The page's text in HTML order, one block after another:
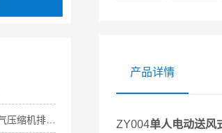
产品详情
ZY004单人电动送风
MCH6/13/16/18呼吸空气压缩机排气品质要求